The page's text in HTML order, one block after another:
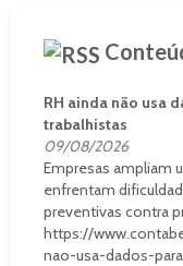
RH ainda não usa
trabalhistas
09/08/2026
Empresas ampliam
enfrentam
preventivas contra
https://
nao-usa-dados-